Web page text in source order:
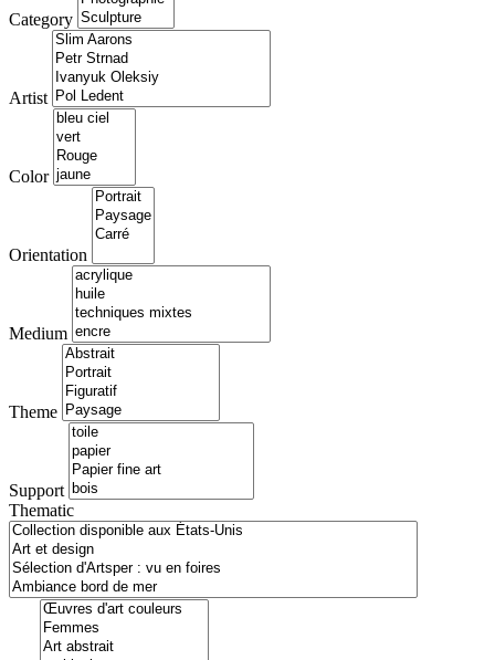
Category
Artist
Color
Orientation
Medium
Theme
Support
Thematic